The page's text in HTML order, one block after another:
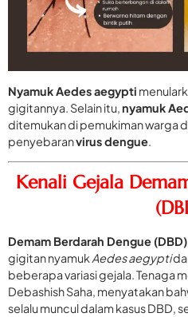
Nyamuk Aedes aegypti
gigitannya. Selain itu,nyamuk
ditemukan di pemukiman warga
penyebaranvirus dengue.
Kenali Gejala
Demam Berdarah Dengue (DBD)
gigitan nyamuk Aedes aegypti
beberapa variasi gejala. Tenaga
Debashish Saha, menyatakan
selalu muncul dalam kasus DBD,